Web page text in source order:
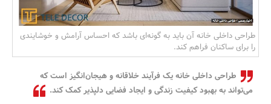
طراحی داخلی خانه آن باید به گونه‌ای باشد که احساس آرامش و خوشایندی
را برای ساکنان فراهم کند.
طراحی داخلی خانه یک فرآیند خلاقانه و هیجان‌انگیز است که
می‌تواند به بهبود کیفیت زندگی و ایجاد فضایی دلپذیر کمک کند.